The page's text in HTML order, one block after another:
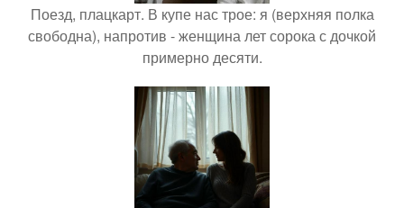
Поезд, плацкарт. В купе нас трое: я (верхняя полка
свободна), напротив - женщина лет сорока с дочкой
примерно десяти.